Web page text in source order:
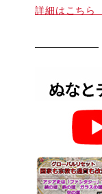
詳細はこちら